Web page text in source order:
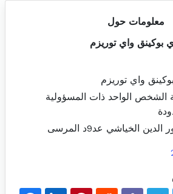
معلومات حول
بوكينق واي توريزم
واي توريزم
الشخص الواحد ذات المسؤولية
الدين الخياشي عد9د المرسى